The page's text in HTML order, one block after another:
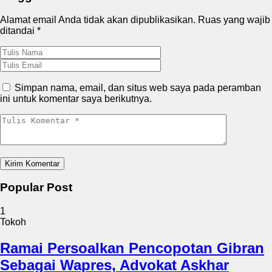
Alamat email Anda tidak akan dipublikasikan. Ruas yang wajib
ditandai *
Simpan nama, email, dan situs web saya pada peramban
ini untuk komentar saya berikutnya.
Popular Post
1
Tokoh
Ramai Persoalkan Pencopotan Gibran
Sebagai Wapres, Advokat Askhar